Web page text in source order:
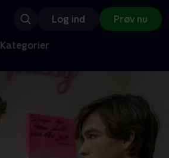
Log ind Prøv nu
Kategorier